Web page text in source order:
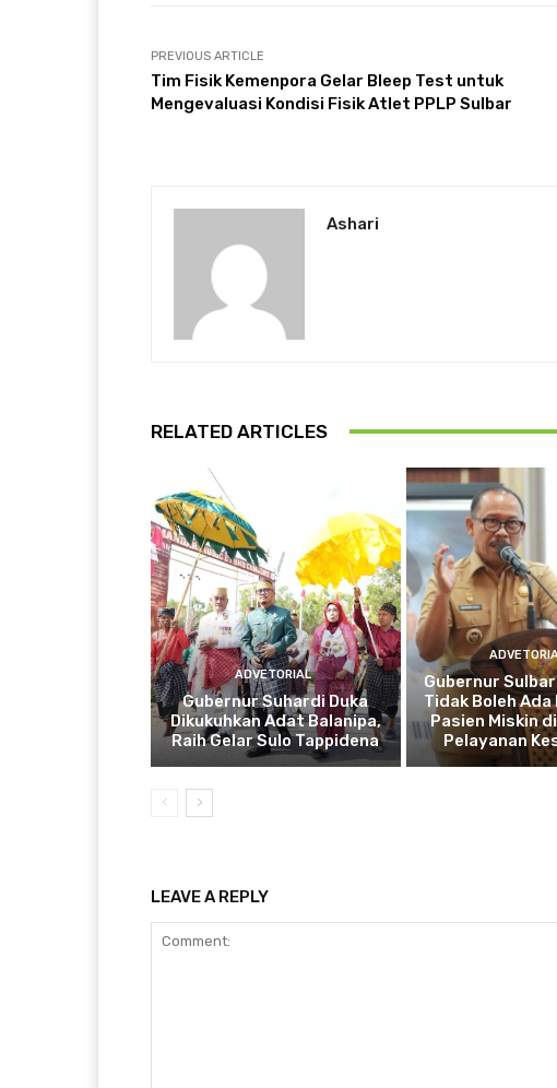
PREVIOUS ARTICLE
Tim Fisik Kemenpora Gelar Bleep Test untuk
Mengevaluasi Kondisi Fisik Atlet PPLP Sulbar
Ashari
RELATED ARTICLES
ADVETORIAL
Gubernur Suhardi Duka
Dikukuhkan Adat Balanipa,
Raih Gelar Sulo Tappidena
Gubernur
Tidak Boleh Ada
Pasien Miskin
Pelayanan
LEAVE A REPLY